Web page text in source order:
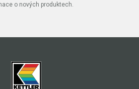
o nových produktech.